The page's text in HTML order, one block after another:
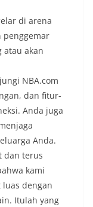
di arena
penggemar
akan
NBA.com
dan fitur-
Anda juga
Anda.
dan terus
kami
dengan
Itulah yang